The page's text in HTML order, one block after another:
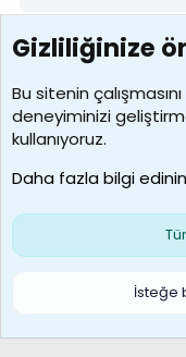
7390
Kullanıcılar
MosesBrownHayranı
Son üye
Çerezler
Gizliliğinize
Bu sitenin
deneyiminizi
kullanıyoruz.
Daha fazla bilgi
İsteğe